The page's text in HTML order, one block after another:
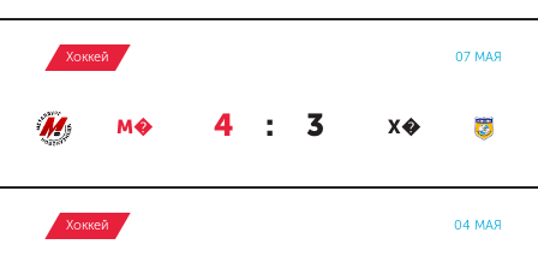
Хоккей 07 МАЯ
М� 4 : 3 Х�
Хоккей 04 МАЯ